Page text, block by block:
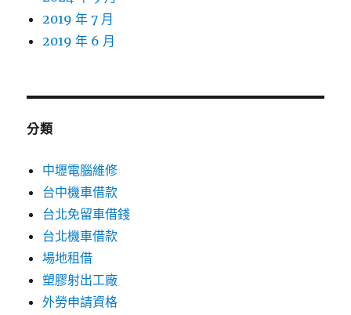
2019 年 7 月
2019 年 6 月
分類
中壢電腦維修
台中機車借款
台北免留車借錢
台北機車借款
場地租借
塑膠射出工廠
外勞申請資格